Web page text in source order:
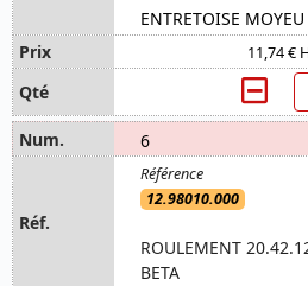
ENTRETOISE
11,74 €
6
12.98010.000
ROULEMENT
BETA